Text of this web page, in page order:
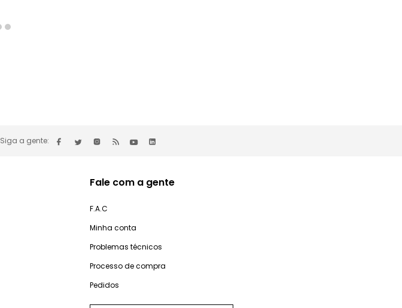
Siga a gente:
Fale com a gente
F.A.C
Minha conta
Problemas técnicos
Processo de compra
Pedidos